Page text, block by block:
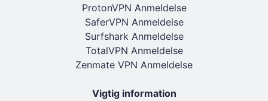
ProtonVPN Anmeldelse
SaferVPN Anmeldelse
Surfshark Anmeldelse
TotalVPN Anmeldelse
Zenmate VPN Anmeldelse
Vigtig information